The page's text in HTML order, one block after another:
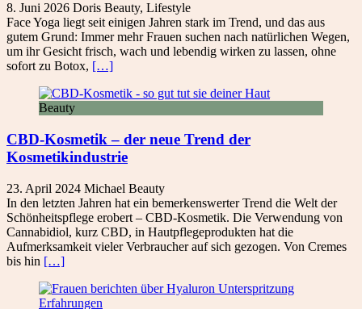
8. Juni 2026 Doris Beauty, Lifestyle
Face Yoga liegt seit einigen Jahren stark im Trend, und das aus
gutem Grund: Immer mehr Frauen suchen nach natürlichen Wegen,
um ihr Gesicht frisch, wach und lebendig wirken zu lassen, ohne
sofort zu Botox, […]
Beauty
CBD-Kosmetik – der neue Trend der
Kosmetikindustrie
23. April 2024 Michael Beauty
In den letzten Jahren hat ein bemerkenswerter Trend die Welt der
Schönheitspflege erobert – CBD-Kosmetik. Die Verwendung von
Cannabidiol, kurz CBD, in Hautpflegeprodukten hat die
Aufmerksamkeit vieler Verbraucher auf sich gezogen. Von Cremes
bis hin […]